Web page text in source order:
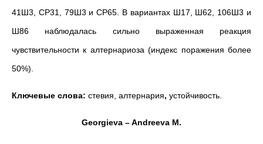
41Ш3, СР31, 79Ш3 и СР65. В вариантах Ш17, Ш62, 106Ш3 и
Ш86 наблюдалась сильно выраженная реакция
чувствительности к алтернариоза (индекс поражения более
50%).
Ключевые слова: стевия, алтернария, устойчивость.
Georgieva – Andreeva M.